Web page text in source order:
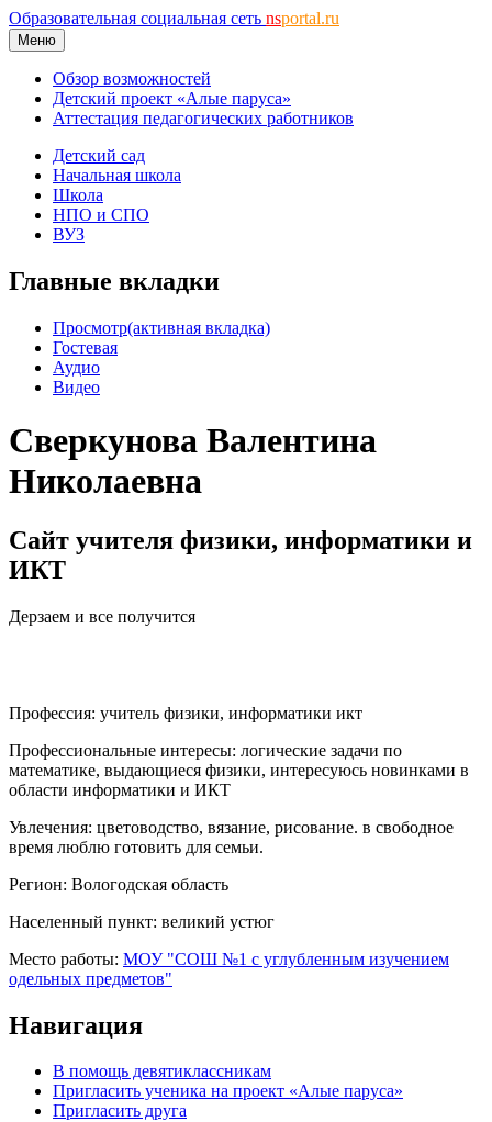
Образовательная социальная сеть nsportal.ru
Меню
Обзор возможностей
Детский проект «Алые паруса»
Аттестация педагогических работников
Детский сад
Начальная школа
Школа
НПО и СПО
ВУЗ
Главные вкладки
Просмотр(активная вкладка)
Гостевая
Аудио
Видео
Сверкунова Валентина
Николаевна
Сайт учителя физики, информатики и
ИКТ
Дерзаем и все получится
Профессия: учитель физики, информатики икт
Профессиональные интересы: логические задачи по
математике, выдающиеся физики, интересуюсь новинками в
области информатики и ИКТ
Увлечения: цветоводство, вязание, рисование. в свободное
время люблю готовить для семьи.
Регион: Вологодская область
Населенный пункт: великий устюг
Место работы: МОУ "СОШ №1 с углубленным изучением
одельных предметов"
Навигация
В помощь девятиклассникам
Пригласить ученика на проект «Алые паруса»
Пригласить друга